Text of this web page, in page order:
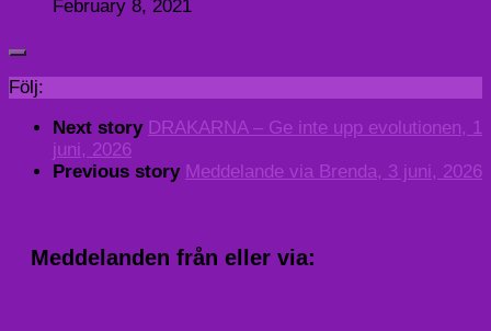
February 8, 2021
Följ:
Next story DRAKARNA – Ge inte upp evolutionen, 1
juni, 2026
Previous story Meddelande via Brenda, 3 juni, 2026
Meddelanden från eller via: